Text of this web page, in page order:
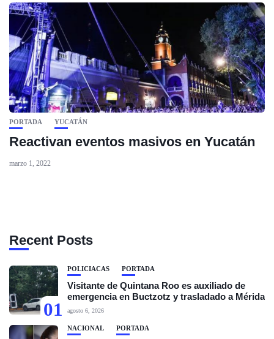
PORTADA YUCATÁN
Reactivan eventos masivos en Yucatán
marzo 1, 2022
Recent Posts
01
POLICIACAS PORTADA
Visitante de Quintana Roo es auxiliado de
emergencia en Buctzotz y trasladado a Mérida
agosto 6, 2026
NACIONAL PORTADA